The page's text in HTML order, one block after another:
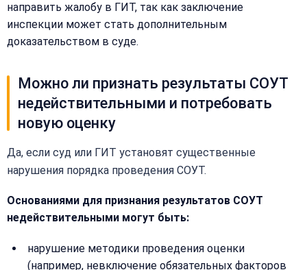
направить жалобу в ГИТ, так как заключение
инспекции может стать дополнительным
доказательством в суде.
Можно ли признать результаты СОУТ
недействительными и потребовать
новую оценку
Да, если суд или ГИТ установят существенные
нарушения порядка проведения СОУТ.
Основаниями для признания результатов СОУТ
недействительными могут быть:
нарушение методики проведения оценки
(например, невключение обязательных факторов
Получить расчёт
отвечаем
в течение
15 минут
Получить расчёт
позвоните
+7
(499)
995-
40